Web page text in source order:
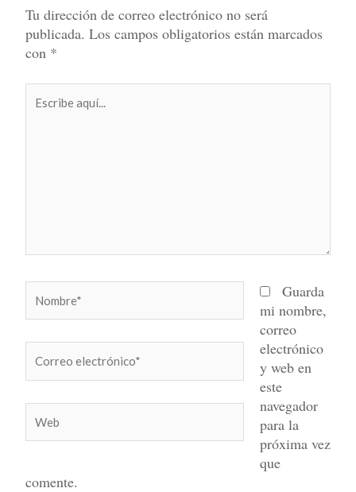
Tu dirección de correo electrónico no será
publicada. Los campos obligatorios están marcados
con *
aquí...
electrónico*
Guarda
mi nombre,
correo
electrónico
y web en
este
navegador
para la
próxima vez
que
comente.